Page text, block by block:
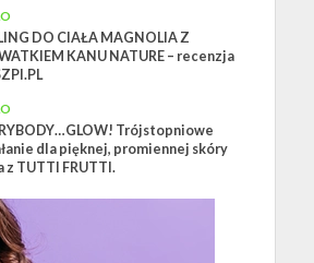
DO CIAŁA MAGNOLIA Z
KANU NATURE – recenzja
Trójstopniowe
dla pięknej, promiennej skóry
z TUTTI FRUTTI.